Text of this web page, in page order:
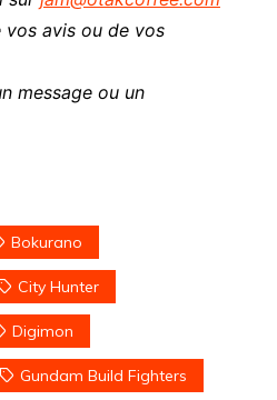
avis ou de vos
message ou un
Bokurano
City Hunter
Digimon
Gundam Build Fighters